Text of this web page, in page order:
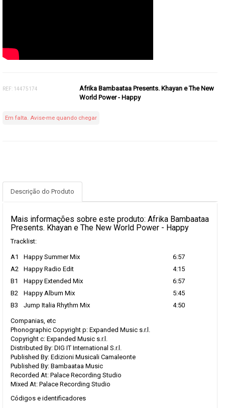
REF: 14475174
Afrika Bambaataa Presents. Khayan e The New
World Power - Happy
Em falta. Avise-me quando chegar
Descrição do Produto
Mais informações sobre este produto: Afrika Bambaataa
Presents. Khayan e The New World Power - Happy
Tracklist:
A1 Happy Summer Mix
6:57
A2
Happy Radio Edit
4:15
B1
Happy Extended Mix
6:57
B2
Happy Album Mix
5:45
B3
Jump Italia Rhythm Mix 4:50
Companias, etc
Phonographic Copyright p: Expanded Music s.r.l.
Copyright c: Expanded Music s.r.l.
Distributed By: DIG IT International S.r.l.
Published By: Edizioni Musicali Camaleonte
Published By: Bambaataa Music
Recorded At: Palace Recording Studio
Mixed At: Palace Recording Studio
Códigos e identificadores